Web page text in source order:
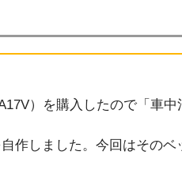
）を購入したので「車中
作しました。今回はその